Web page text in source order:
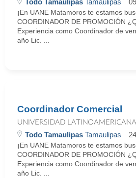
Todo Tamaulipas Tamaulipas
¡En UANE Matamoros te estamos
COORDINADOR DE PROMOCIÓN
Experiencia como Coordinador de
año Lic. ...
Coordinador Comercial
UNIVERSIDAD
Todo Tamaulipas Tamaulipas
¡En UANE Matamoros te estamos
COORDINADOR DE PROMOCIÓN
Experiencia como Coordinador de
año Lic. ...